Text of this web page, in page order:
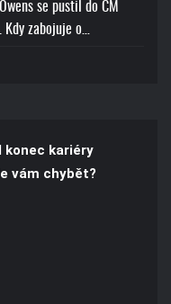
se pustil do CM
Kdy zabojuje o…
konec kariéry
vám chybět?